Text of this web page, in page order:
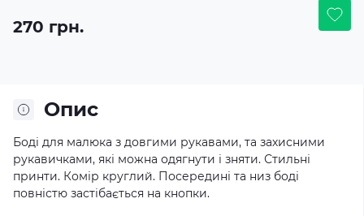
270 грн.
Опис
Боді для малюка з довгими рукавами, та захисними
рукавичками, які можна одягнути і зняти. Стильні
принти. Комір круглий. Посередині та низ боді
повністю застібається на кнопки.